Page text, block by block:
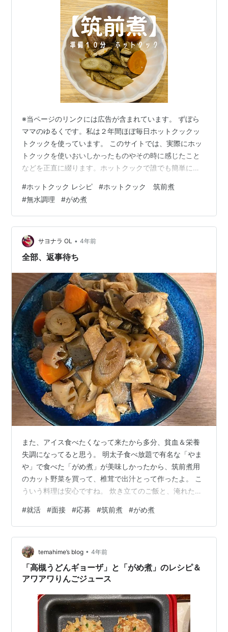
※当ページのリンクには広告が含まれています。 ずぼら
ママのゆるくです。私は２年間ほぼ毎日ホットクックッ
トクックを使っています。 このサイトでは、実際にホッ
トクックを使いおいしかったものやその時に感じたこと
などを正直に綴ります。ホットクックで誰でも簡単にお
です。私の地元ではがめ煮とも言います。（九州だけで
しょうか？） 公式レシピを参考にしました。レシピ詳細
｜COCORO KITCHEN：シャープ 【準備時間】１０分
【加熱時間】約３５分 【予約調理】〇【混ぜ技ユニッ
ト】要【手軽さ】☆☆☆ 【味】☆☆☆☆ 材料（４人
分） 筑前煮の作り方 メニューを…
#ホットクック レシピ #ホットクック 筑前煮
#無水調理 #がめ煮
サヨナラ OL • 4年前
全部、返事待ち
また、アイス食べたくなって来たから多分、貧血＆栄養
失調になってると思う。 明太子食べ放題で有名な「やま
や」で食べた「がめ煮」が美味しかったから、筑前煮用
のカット野菜を買って、椎茸で出汁とって作ったよ。 こ
ういう料理は安心ですね。 炊き立てのご飯と、淹れたて
出来立て・炊き立て・淹れたてってめっちゃ大事だなっ
て思う。 ++++ ①現在、希望の求人に応募（エントリ
ー）し、面談（職場見学）まで行けるか派遣会社からの
返事待ち。 進捗具合も含めて、連休明けに一度連絡をく
れるそうです。 ②この仕事が11月スタートなので、空い
てる10月中に学習教室の仕事増や…
#就活 #面接 #応募 #筑前煮 #がめ煮
temahime’s blog • 4年前
「高槻うどんギョーザ」と「がめ煮」のレシピ＆
アワアワりんごジュース